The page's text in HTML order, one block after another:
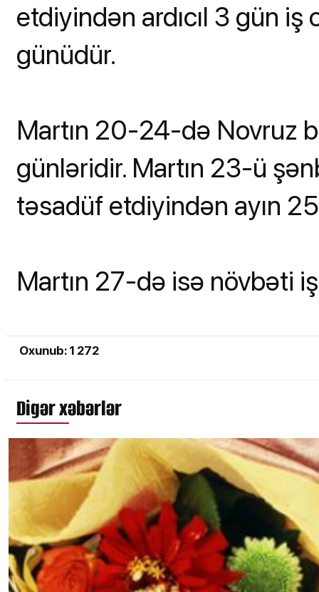
etdiyindən ardıcıl 3 gün iş
günüdür.
Martın 20-24-də Novruz
günləridir. Martın 23-ü
təsadüf etdiyindən ayın
Martın 27-də isə növbəti
Oxunub: 1 272
Digər xəbərlər